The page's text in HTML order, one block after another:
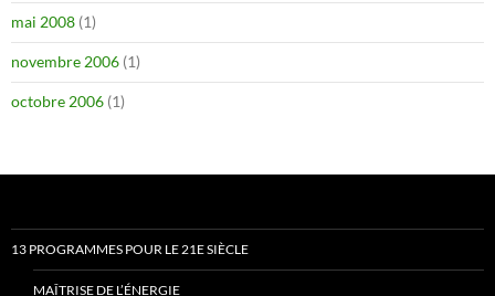
mai 2008 (1)
novembre 2006 (1)
octobre 2006 (1)
13 PROGRAMMES POUR LE 21E SIÈCLE
MAÎTRISE DE L’ÉNERGIE